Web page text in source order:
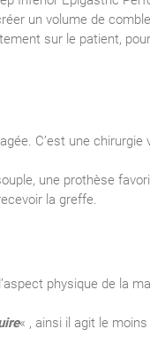
un volume de
sur le patient,
C’est une chirurgie
une prothèse
la greffe.
physique de la
« , ainsi il agit le